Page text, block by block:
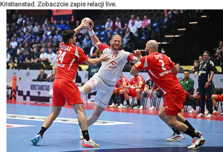
Kristianstad. Zobaczcie zapis relacji live.